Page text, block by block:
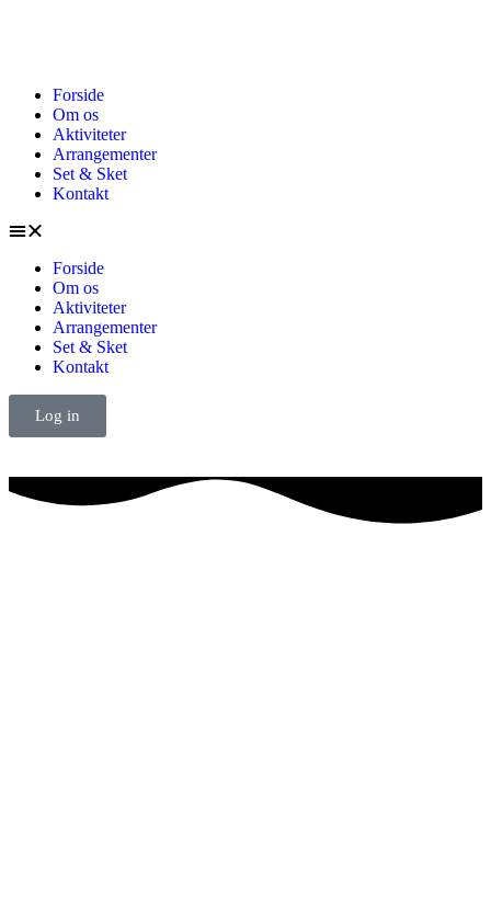
Forside
Om os
Aktiviteter
Arrangementer
Set & Sket
Kontakt
Forside
Om os
Aktiviteter
Arrangementer
Set & Sket
Kontakt
Log in